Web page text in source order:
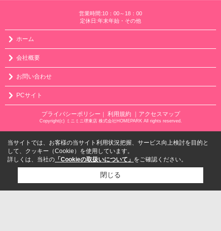
営業時間:10：00～18：00
定休日:年末年始・その他
ホーム
会社概要
お問い合わせ
PCサイト
プライバシーポリシー ｜ 利用規約 ｜アクセスマップ
Copyright(c) ミニミニ堺東店 株式会社HOMEPARK All rights reserved.
当サイトでは、お客様の当サイト利用状況把握、サービス向上検討を目的と
して、クッキー（Cookie）を使用しています。
詳しくは、当社の 「Cookieの取扱いについて」 をご確認ください。
閉じる